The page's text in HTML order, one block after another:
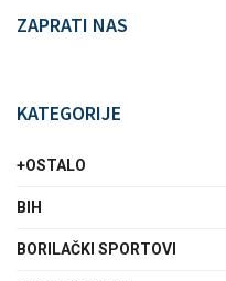
ZAPRATI NAS
KATEGORIJE
+OSTALO
BIH
BORILAČKI SPORTOVI